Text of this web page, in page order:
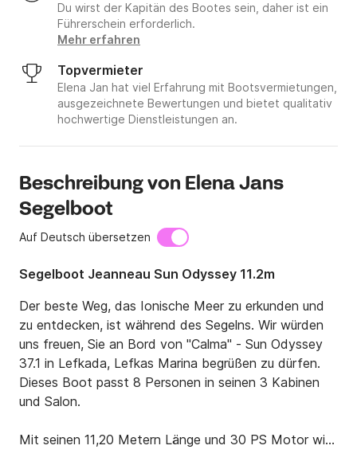
Du wirst der Kapitän des Bootes sein, daher ist ein
Führerschein erforderlich.
Mehr erfahren
Topvermieter
Elena Jan hat viel Erfahrung mit Bootsvermietungen,
ausgezeichnete Bewertungen und bietet qualitativ
hochwertige Dienstleistungen an.
Beschreibung von Elena Jans
Segelboot
Auf Deutsch übersetzen
Segelboot Jeanneau Sun Odyssey 11.2m
Der beste Weg, das Ionische Meer zu erkunden und
zu entdecken, ist während des Segelns. Wir würden
uns freuen, Sie an Bord von "Calma" - Sun Odyssey
37.1 in Lefkada, Lefkas Marina begrüßen zu dürfen.
Dieses Boot passt 8 Personen in seinen 3 Kabinen
und Salon.
Mit seinen 11,20 Metern Länge und 30 PS Motor wird